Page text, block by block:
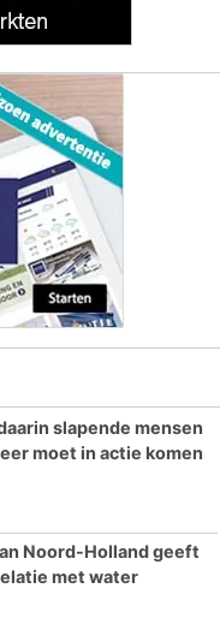
slapende mensen
moet in actie komen
Noord-Holland geeft
met water